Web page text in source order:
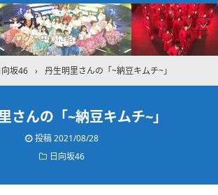
タル
ブログを中心に紹介しています
向坂46 › 丹生明里さんの「~納豆キムチ~」
さんの「~納豆キムチ~」
投稿2021/08/28
日向坂46